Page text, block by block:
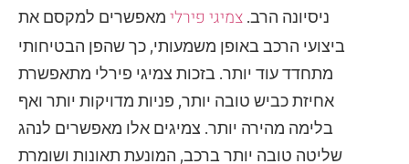
ניסיונה הרב. צמיגי פירלימאפשרים למקסם את
ביצועי הרכב באופן משמעותי, כך שהפן הבטיחותי
מתחדד עוד יותר. בזכות צמיגי פירלי מתאפשרת
אחיזת כביש טובה יותר, פניות מדויקות יותר ואף
בלימה מהירה יותר. צמיגים אלו מאפשרים לנהג
שליטה טובה יותר ברכב, המונעת תאונות ושומרת